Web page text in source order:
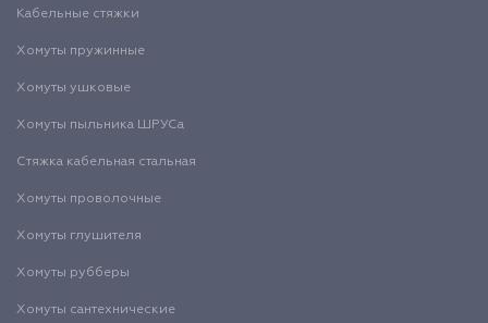
Кабельные стяжки
Хомуты пружинные
Хомуты ушковые
Хомуты пыльника ШРУСа
Стяжка кабельная стальная
Хомуты проволочные
Хомуты глушителя
Хомуты рубберы
Хомуты сантехнические